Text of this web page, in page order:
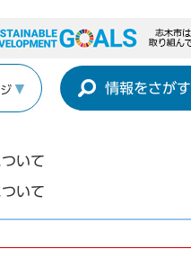
情報をさがす
いて
いて